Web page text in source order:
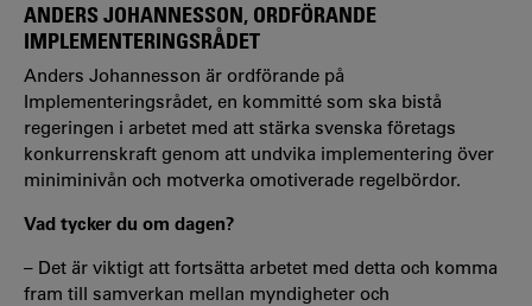
ANDERS JOHANNESSON, ORDFÖRANDE
IMPLEMENTERINGSRÅDET
Anders Johannesson är ordförande på
Implementeringsrådet, en kommitté som ska bistå
regeringen i arbetet med att stärka svenska företags
konkurrenskraft genom att undvika implementering över
miniminivån och motverka omotiverade regelbördor.
Vad tycker du om dagen?
– Det är viktigt att fortsätta arbetet med detta och komma
fram till samverkan mellan myndigheter och